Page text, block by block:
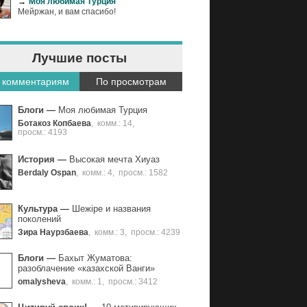
проявить уважение к человеку.
Мейржан, и вам спасибо!
Лучшие посты
По просмотрам
Блоги — Моя любимая Турция
Ботакоз Копбаева комм.: 14
просм.: 4193
История — Высокая мечта Хиуаз
Berdaly Ospan комм.: 4 просм.: 1582
Культура— Шежіре и названия
поколений
Зира Наурзбаева комм.: 3 просм.: 4239
Блоги — Бахыт Жуматова:
разоблачение «казахской Ванги»
omalysheva комм.: 1 просм.: 3412